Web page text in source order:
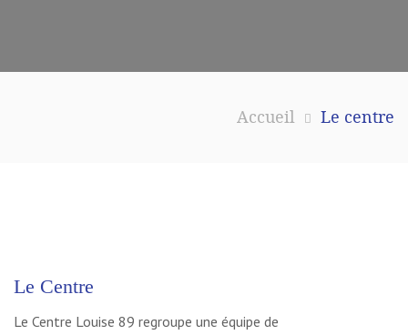
Accueil Le centre
Le Centre
Le Centre Louise 89 regroupe une équipe de